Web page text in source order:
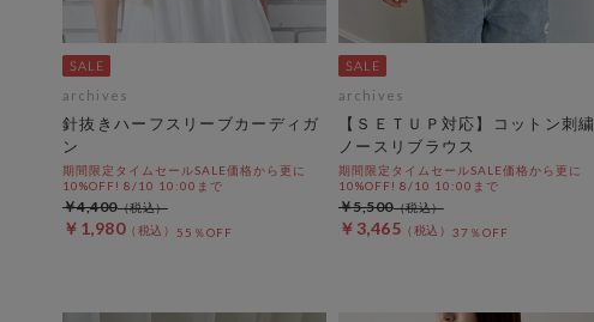
archives
針抜きハーフスリーブカーディガ
ン
期間限定タイムセールSALE価格から更に
10%OFF! 8/10 10:00まで
￥1,980 55％OFF
￥4,400
archives
【ＳＥＴＵＰ対応】コットン刺繍
ノースリブラウス
期間限定タイムセールSALE価格から更に
10%OFF! 8/10 10:00まで
￥3,465 37％OFF
￥5,500